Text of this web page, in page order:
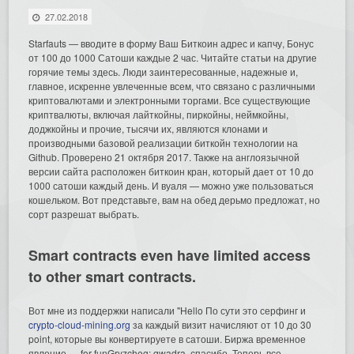
27.02.2018
Starfauts — вводите в форму Ваш Биткоин адрес и капчу, Бонус
от 100 до 1000 Сатоши каждые 2 час. Читайте статьи на другие
горячие темы здесь. Люди заинтересованные, надежные и,
главное, искренне увлеченные всем, что связано с различными
криптовалютами и электронными торгами. Все существующие
криптвалюты, включая лайткойны, пиркойны, неймкойны,
доджкойны и прочие, тысячи их, являются клонами и
производными базовой реализации биткойн технологии на
Github. Проверено 21 октября 2017. Также на англоязычной
версии сайта расположен биткоин кран, который дает от 10 до
1000 сатоши каждый день. И вуаля — можно уже пользоваться
кошельком. Вот представьте, вам на обед дерьмо предложат, но
сорт разрешат выбрать.
Smart contracts even have limited access
to other smart contracts.
Вот мне из поддержки написали "Hello По сути это серфинг и
crypto-cloud-mining.org за каждый визит начисляют от 10 до 30
point, которые вы конвертируете в сатоши. Биржа временное